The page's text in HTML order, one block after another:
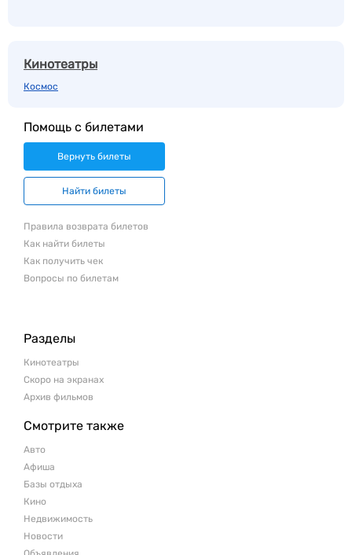
Кинотеатры
Космос
Помощь с билетами
Вернуть билеты
Найти билеты
Правила возврата билетов
Как найти билеты
Как получить чек
Вопросы по билетам
Разделы
Кинотеатры
Скоро на экранах
Архив фильмов
Смотрите также
Авто
Афиша
Базы отдыха
Кино
Недвижимость
Новости